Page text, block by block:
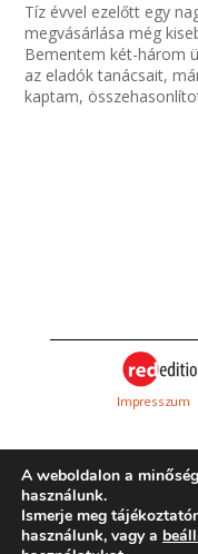
Tíz évvel ezelőtt egy
megvásárlása még
Bementem két-három
az eladók tanácsait,
kaptam,
Impresszum
A weboldalon a
használunk.
Ismerje meg
használunk, vagy a